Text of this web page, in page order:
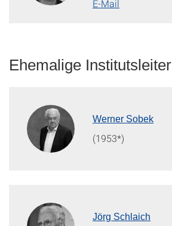
E-Mail
Ehemalige Institutsleiter
Werner Sobek
(1953*)
Jörg Schlaich